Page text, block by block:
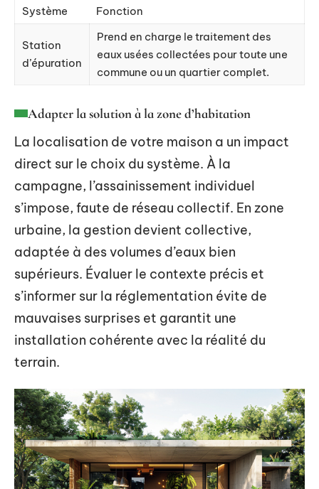
Système Fonction
Station
d’épuration
Prend en charge le traitement des
eaux usées collectées pour toute une
commune ou un quartier complet.
Adapter la solution à la zone d’habitation
La localisation de votre maison a un impact
direct sur le choix du système. À la
campagne, l’assainissement individuel
s’impose, faute de réseau collectif. En zone
urbaine, la gestion devient collective,
adaptée à des volumes d’eaux bien
supérieurs. Évaluer le contexte précis et
s’informer sur la réglementation évite de
mauvaises surprises et garantit une
installation cohérente avec la réalité du
terrain.